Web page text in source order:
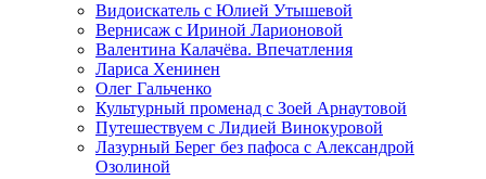
Видоискатель с Юлией Утышевой
Вернисаж с Ириной Ларионовой
Валентина Калачёва. Впечатления
Лариса Хенинен
Олег Гальченко
Культурный променад с Зоей Арнаутовой
Путешествуем с Лидией Винокуровой
Лазурный Берег без пафоса с Александрой
Озолиной